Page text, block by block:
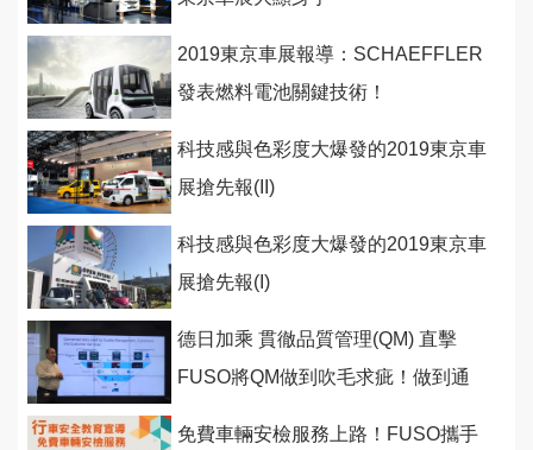
2019東京車展報導：SCHAEFFLER
發表燃料電池關鍵技術！
科技感與色彩度大爆發的2019東京車
展搶先報(II)
科技感與色彩度大爆發的2019東京車
展搶先報(I)
德日加乘 貫徹品質管理(QM) 直擊
FUSO將QM做到吹毛求疵！做到通
免費車輛安檢服務上路！FUSO攜手